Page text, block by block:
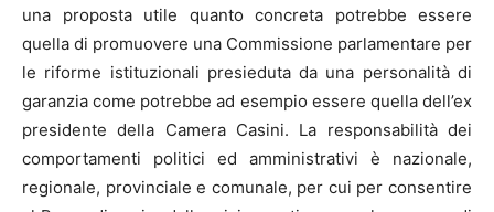
una proposta utile quanto concreta potrebbe essere
quella di promuovere una Commissione parlamentare per
le riforme istituzionali presieduta da una personalità di
garanzia come potrebbe ad esempio essere quella dell’ex
presidente della Camera Casini. La responsabilità dei
comportamenti politici ed amministrativi è nazionale,
regionale, provinciale e comunale, per cui per consentire